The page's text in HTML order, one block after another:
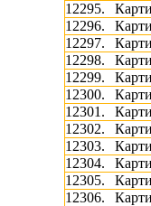
12295.
12296.
12297.
12298.
12299.
12300.
12301.
12302.
12303.
12304.
12305.
12306.